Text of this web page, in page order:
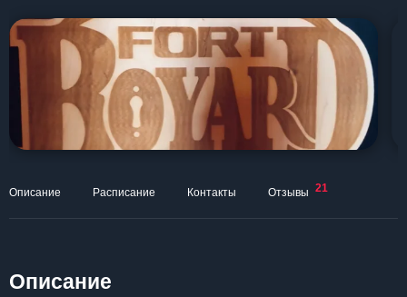
Описание Расписание Контакты Отзывы 21
Описание